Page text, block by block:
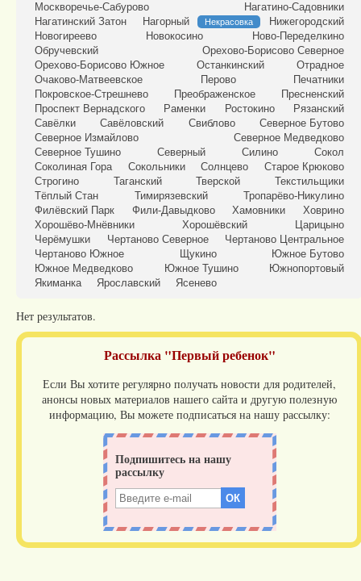
Москворечье-Сабурово
Нагатино-Садовники
Нагатинский Затон
Нагорный Некрасовка
Нижегородский
Новогиреево
Новокосино
Ново-Переделкино
Обручевский
Орехово-Борисово Северное
Орехово-Борисово Южное
Останкинский
Отрадное
Очаково-Матвеевское
Перово
Печатники
Покровское-Стрешнево
Преображенское
Пресненский
Проспект Вернадского
Раменки Ростокино
Рязанский
Савёлки
Савёловский Свиблово
Северное Бутово
Северное Измайлово
Северное Медведково
Северное Тушино
Северный Силино
Сокол
Соколиная Гора
Сокольники Солнцево
Старое Крюково
Строгино
Таганский Тверской
Текстильщики
Тёплый Стан
Тимирязевский
Тропарёво-Никулино
Филёвский Парк
Фили-Давыдково Хамовники
Ховрино
Хорошёво-Мнёвники
Хорошёвский
Царицыно
Черёмушки
Чертаново Северное
Чертаново Центральное
Чертаново Южное
Щукино
Южное Бутово
Южное Медведково
Южное Тушино
Южнопортовый
Якиманка
Ярославский Ясенево
Нет результатов.
Рассылка "Первый ребенок"
Если Вы хотите регулярно получать новости для родителей,
анонсы новых материалов нашего сайта и другую полезную
информацию, Вы можете подписаться на нашу рассылку: